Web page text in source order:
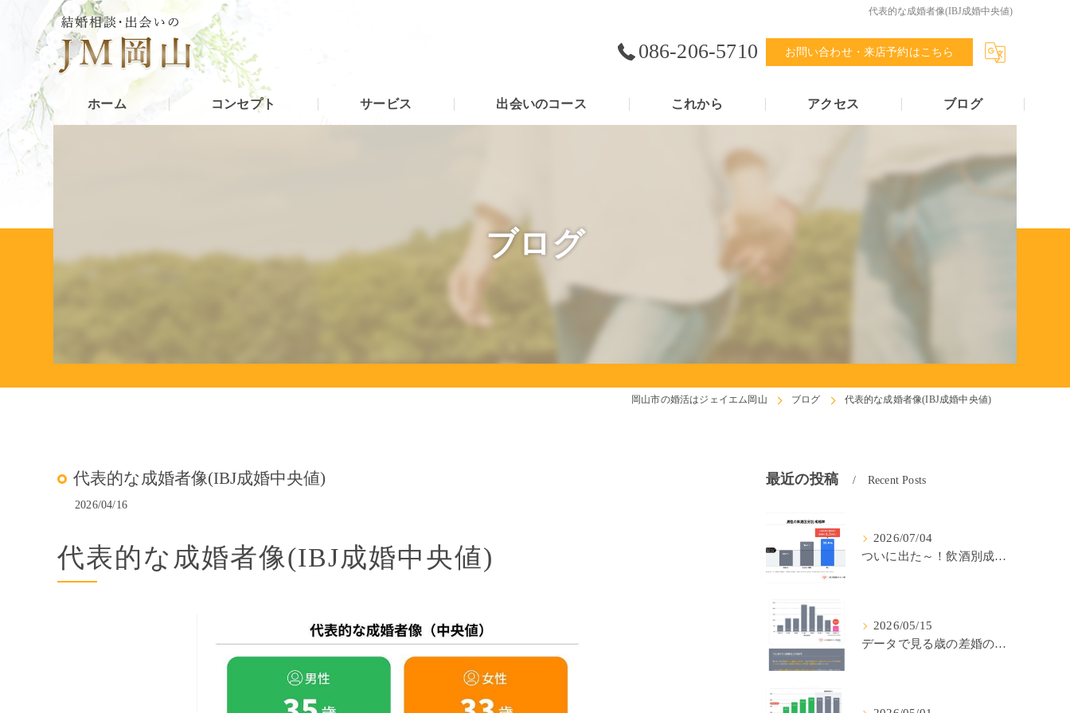
代表的な成婚者像(IBJ成婚中央値)
086-206-5710 お問い合わせ・来店予約はこちら
ホーム コンセプト サービス 出会いのコース これから アクセス ブログ
ブログ
岡山市の婚活はジェイエム岡山 ブログ 代表的な成婚者像(IBJ成婚中央値)
代表的な成婚者像(IBJ成婚中央値)
2026/04/16
代表的な成婚者像(IBJ成婚中央値)
最近の投稿 Recent Posts
2026/07/04
ついに出た～！飲酒別成婚率(IBJ)！
2026/05/15
データで見る歳の差婚の確率の低さ。